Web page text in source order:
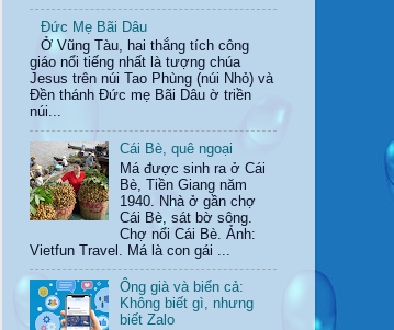
Đức Mẹ Bãi Dâu
Ở Vũng Tàu, hai thắng tích công
giáo nổi tiếng nhất là tượng chúa
Jesus trên núi Tao Phùng (núi Nhỏ) và
Đền thánh Đức mẹ Bãi Dâu ờ triền
núi...
Cái Bè, quê ngoại
Má được sinh ra ở Cái
Bè, Tiền Giang năm
1940. Nhà ở gần chợ
Cái Bè, sát bờ sông.
Chợ nổi Cái Bè. Ảnh:
Vietfun Travel. Má là con gái ...
Ông già và biển cả:
Không biết gì, nhưng
biết Zalo